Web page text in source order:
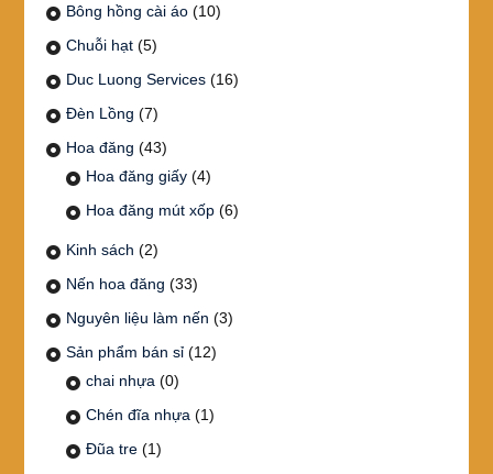
Bông hồng cài áo (10)
Chuỗi hạt (5)
Duc Luong Services (16)
Đèn Lồng (7)
Hoa đăng (43)
Hoa đăng giấy (4)
Hoa đăng mút xốp (6)
Kinh sách (2)
Nến hoa đăng (33)
Nguyên liệu làm nến (3)
Sản phẩm bán sỉ (12)
chai nhựa (0)
Chén đĩa nhựa (1)
Đũa tre (1)